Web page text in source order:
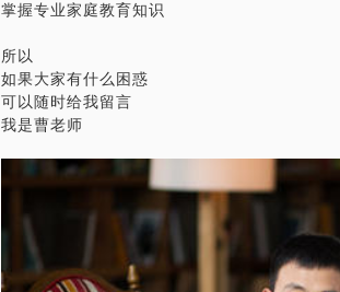
掌握专业家庭教育知识
所以
如果大家有什么困惑
可以随时给我留言
我是曹老师